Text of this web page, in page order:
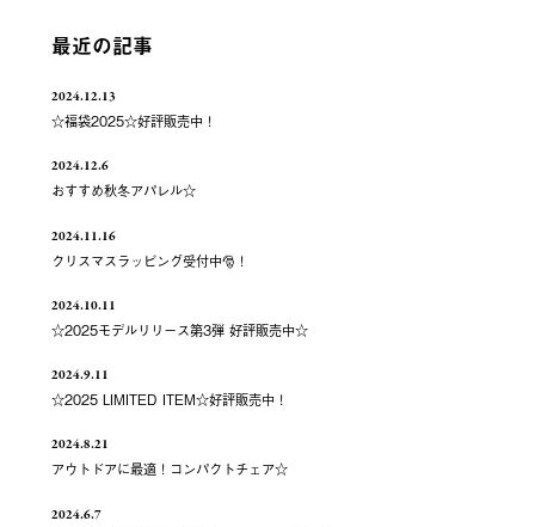
最近の記事
2024.12.13
☆福袋2025☆好評販売中！
2024.12.6
おすすめ秋冬アパレル☆
2024.11.16
クリスマスラッピング受付中🎅！
2024.10.11
☆2025モデルリリース第3弾 好評販売中☆
2024.9.11
☆2025 LIMITED ITEM☆好評販売中！
2024.8.21
アウトドアに最適！コンパクトチェア☆
2024.6.7